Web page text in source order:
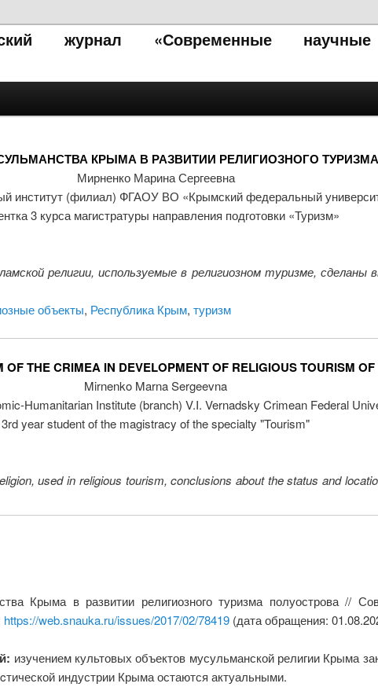
журнал «Современные научные
КРЫМА В РАЗВИТИИ РЕЛИГИОЗНОГО
Мирненко Марина Сергеевна
институт (филиал) ФГАОУ ВО «Крымский федеральный
3 курса магистратуры направления подготовки «Туризм»
религии, используемые в религиозном туризме,
объекты, Республика Крым, туризм
THE CRIMEA IN DEVELOPMENT OF RELIGIOUS TOURISM
Mirnenko Marna Sergeevna
Humanitarian Institute (branch) V.I. Vernadsky Crimean Federal
3rd year student of the magistracy of the specialty "Tourism"
used in religious tourism, conclusions about the status and
Крыма в развитии религиозного туризма полуострова //
https://web.snauka.ru/issues/2017/02/78419(дата обращения:
изучением культовых объектов мусульманской религии Крыма
индустрии Крыма остаются актуальными.